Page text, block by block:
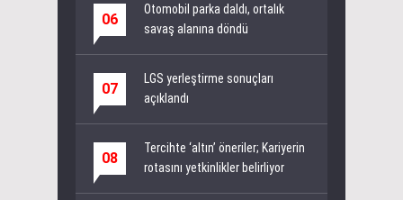
06
Otomobil parka daldı, ortalık
savaş alanına döndü
07
LGS yerleştirme sonuçları
açıklandı
08
Tercihte ‘altın’ öneriler; Kariyerin
rotasını yetkinlikler belirliyor